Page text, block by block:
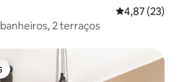
4,87 de uma
4,87 (23)
2 terraços